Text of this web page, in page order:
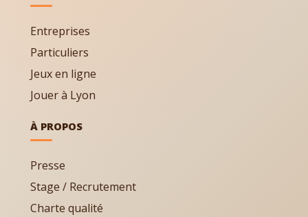
Entreprises
Particuliers
Jeux en ligne
Jouer à Lyon
À PROPOS
Presse
Stage / Recrutement
Charte qualité